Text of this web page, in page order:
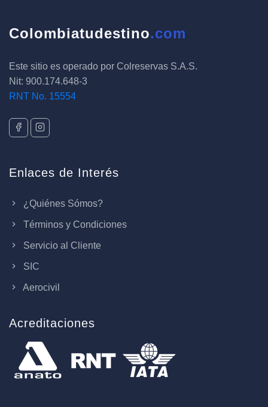
Colombiatudestino.com
Este sitio es operado por Colreservas S.A.S.
Nit: 900.174.648-3
RNT No. 15554
Enlaces de Interés
¿Quiénes Sómos?
Términos y Condiciones
Servicio al Cliente
SIC
Aerocivil
Acreditaciones